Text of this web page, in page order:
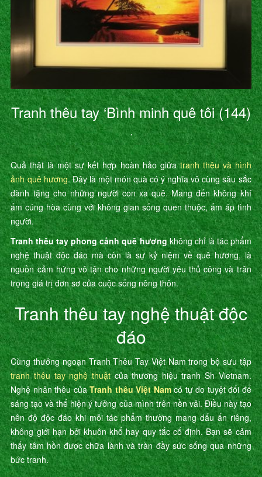
Tranh thêu tay ‘Bình minh quê tôi (144)
’
Quả thật là một sự kết hợp hoàn hảo giữatranh thêu và hình
ảnh quê hương. Đây là một món quà có ý nghĩa vô cùng sâu sắc
dành tặng cho những người con xa quê. Mang đến không khí
ấm cúng hòa cùng với không gian sống quen thuộc, ấm áp tình
người.
Tranh thêu tay phong cảnh quê hươngkhông chỉ là tác phẩm
nghệ thuật độc đáo mà còn là sự kỷ niệm về quê hương, là
nguồn cảm hứng vô tận cho những người yêu thủ công và trân
trọng giá trị đơn sơ của cuộc sống nông thôn.
Tranh thêu tay nghệ thuật độc
đáo
Cùng thưởng ngoạn Tranh Thêu Tay Việt Nam trong bộ sưu tập
tranh thêu tay nghệ thuậtcủa thương hiệu tranh Sh Vietnam.
Nghệ nhân thêu củaTranh thêu Việt Namcó tự do tuyệt đối để
sáng tạo và thể hiện ý tưởng của mình trên nền vải. Điều này tạo
nên độ độc đáo khi mỗi tác phẩm thường mang dấu ấn riêng,
không giới hạn bởi khuôn khổ hay quy tắc cố định. Bạn sẽ cảm
thấy tâm hồn được chữa lành và tràn đầy sức sống qua những
bức tranh.